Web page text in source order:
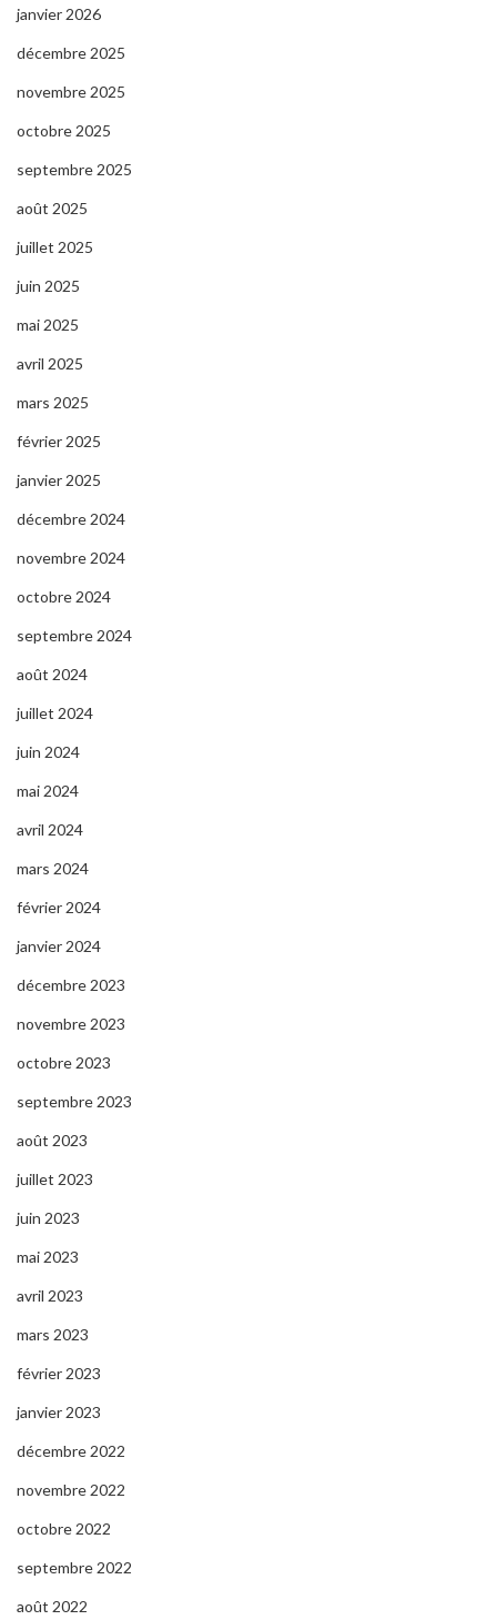
janvier 2026
décembre 2025
novembre 2025
octobre 2025
septembre 2025
août 2025
juillet 2025
juin 2025
mai 2025
avril 2025
mars 2025
février 2025
janvier 2025
décembre 2024
novembre 2024
octobre 2024
septembre 2024
août 2024
juillet 2024
juin 2024
mai 2024
avril 2024
mars 2024
février 2024
janvier 2024
décembre 2023
novembre 2023
octobre 2023
septembre 2023
août 2023
juillet 2023
juin 2023
mai 2023
avril 2023
mars 2023
février 2023
janvier 2023
décembre 2022
novembre 2022
octobre 2022
septembre 2022
août 2022